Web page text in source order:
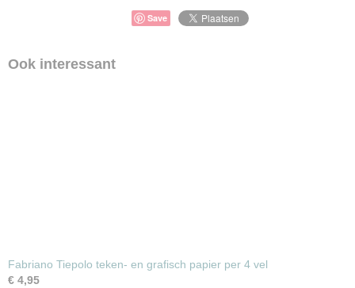
Save
Ook interessant
Fabriano Tiepolo teken- en grafisch papier per 4 vel
€ 4,95